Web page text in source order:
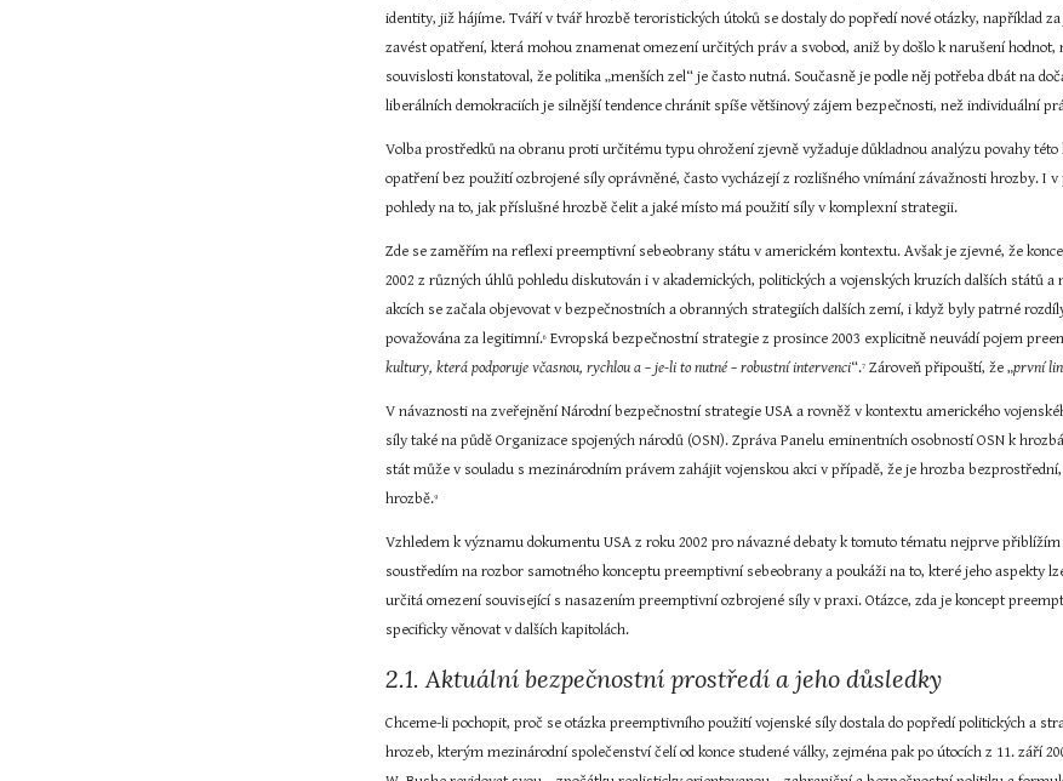
identity, již hájíme. Tváří v tvář hrozbě teroristických útoků se dostaly do popředí nové otázky, například
zavést opatření, která mohou znamenat omezení určitých práv a svobod, aniž by došlo k narušení
souvislosti konstatoval, že politika „menších zel“ je často nutná. Současně je podle něj potřeba dbát na
liberálních demokraciích je silnější tendence chránit spíše většinový zájem bezpečnosti, než individuální
Volba prostředků na obranu proti určitému typu ohrožení zjevně vyžaduje důkladnou analýzu povahy
opatření bez použití ozbrojené síly oprávněné, často vycházejí z rozlišného vnímání závažnosti hrozby.
pohledy na to, jak příslušné hrozbě čelit a jaké místo má použití síly v komplexní strategii.
Zde se zaměřím na reflexi preemptivní sebeobrany státu v americkém kontextu. Avšak je zjevné, že
2002 z různých úhlů pohledu diskutován i v akademických, politických a vojenských kruzích dalších států
akcích se začala objevovat v bezpečnostních a obranných strategiích dalších zemí, i když byly patrné
považována za legitimní.6 Evropská bezpečnostní strategie z prosince 2003 explicitně neuvádí pojem
kultury, která podporuje včasnou, rychlou a – je-li to nutné – robustní intervenci“.7 Zároveň připouští, že „první
V návaznosti na zveřejnění Národní bezpečnostní strategie USA a rovněž v kontextu amerického
síly také na půdě Organizace spojených národů (OSN). Zpráva Panelu eminentních osobností OSN k
stát může v souladu s mezinárodním právem zahájit vojenskou akci v případě, že je hrozba
hrozbě.9
Vzhledem k významu dokumentu USA z roku 2002 pro návazné debaty k tomuto tématu nejprve
soustředím na rozbor samotného konceptu preemptivní sebeobrany a poukáži na to, které jeho aspekty
určitá omezení související s nasazením preemptivní ozbrojené síly v praxi. Otázce, zda je koncept
specificky věnovat v dalších kapitolách.
2.1. Aktuální bezpečnostní prostředí a jeho důsledky
Chceme-li pochopit, proč se otázka preemptivního použití vojenské síly dostala do popředí politických a
hrozeb, kterým mezinárodní společenství čelí od konce studené války, zejména pak po útocích z 11. září